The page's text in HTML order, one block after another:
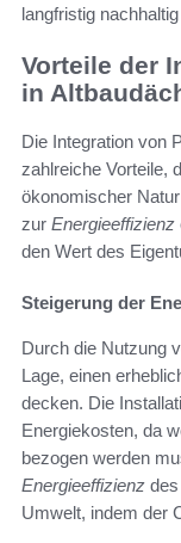
langfristig
Vorteile der
in
Die Integration von
zahlreiche Vorteile,
ökonomischer
zur Energieeffizienz
den Wert des
Steigerung der
Durch die Nutzung
Lage, einen
decken. Die
Energiekosten, da
bezogen werden
Energieeffizienz
Umwelt, indem der